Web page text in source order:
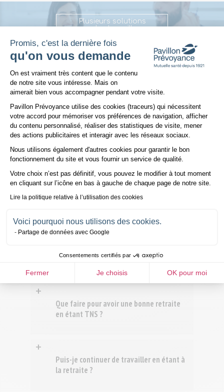
Promis, c'est la dernière fois
qu'on vous demande
Plateforme de Gestion du
On est vraiment très content que le contenu
de notre site vous intéresse. Mais on
aimerait bien vous accompagner pendant votre visite.
Pavillon Prévoyance utilise des cookies (traceurs) qui nécessitent
votre accord pour mémoriser vos préférences de navigation, afficher
du contenu personnalisé, réaliser des statistiques de visite, mener
des actions publicitaires et interagir avec les réseaux sociaux.
Nous utilisons également d'autres cookies pour garantir le bon
fonctionnement du site et vous fournir un service de qualité.
Votre choix n’est pas définitif, vous pouvez le modifier à tout moment
en cliquant sur l’icône en bas à gauche de chaque page de notre site.
Lire la politique relative à l’utilisation des cookies
Voici pourquoi nous utilisons des cookies.
Partage de données avec Google
Consentements certifiés par
Fermer Je choisis OK pour moi
Axeptio consent
Plusieurs solutions
pour les travailleurs
FAQ : Améliorer sa retraite quand on est travailleur
non salariés - TNS
+
Comment améliorer sa retraite quand on
est TNS ?
+
Sur quoi un indépendant TNS peut-il
épargner ?
. Ce dernier regroupe tous les versements qui
complémentaires à la retraite.
+
retraite en tant que TNS ?
+
Que faire pour avoir une bonne retraite
en étant TNS ?
investissements en actions
+
Puis-je continuer de travailler en étant à
la retraite ?